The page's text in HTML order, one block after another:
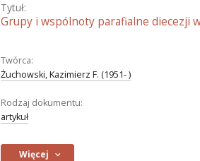
Tytuł:
Grupy i wspólnoty parafialne diecezji
Twórca:
Żuchowski, Kazimierz F. (1951- )
Rodzaj dokumentu:
artykuł
Więcej